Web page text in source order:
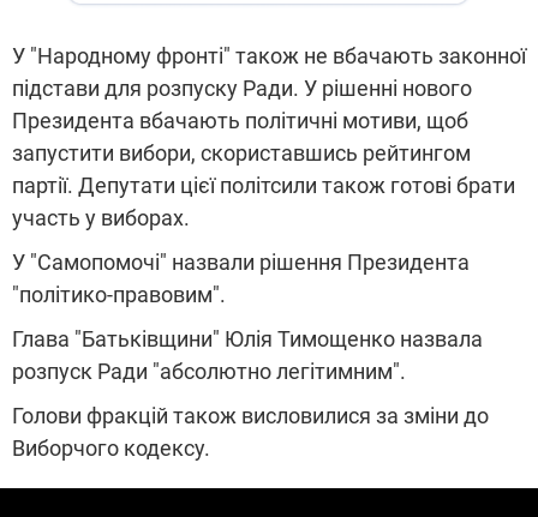
У "Народному фронті" також не вбачають законної
підстави для розпуску Ради. У рішенні нового
Президента вбачають політичні мотиви, щоб
запустити вибори, скориставшись рейтингом
партії. Депутати цієї політсили також готові брати
участь у виборах.
У "Самопомочі" назвали рішення Президента
"політико-правовим".
Глава "Батьківщини" Юлія Тимощенко назвала
розпуск Ради "абсолютно легітимним".
Голови фракцій також висловилися за зміни до
Виборчого кодексу.